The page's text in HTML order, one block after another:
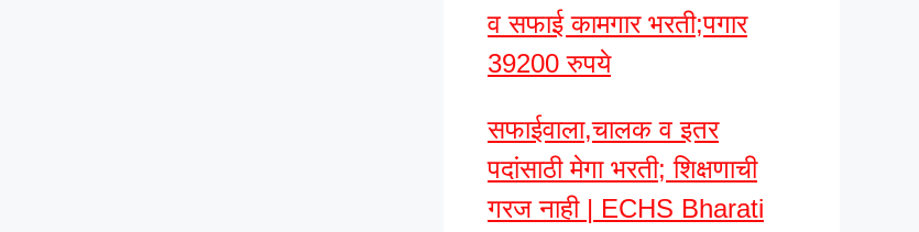
व सफाई कामगार भरती;पगार
39200 रुपये
सफाईवाला,चालक व इतर
पदांसाठी मेगा भरती; शिक्षणाची
गरज नाही | ECHS Bharati